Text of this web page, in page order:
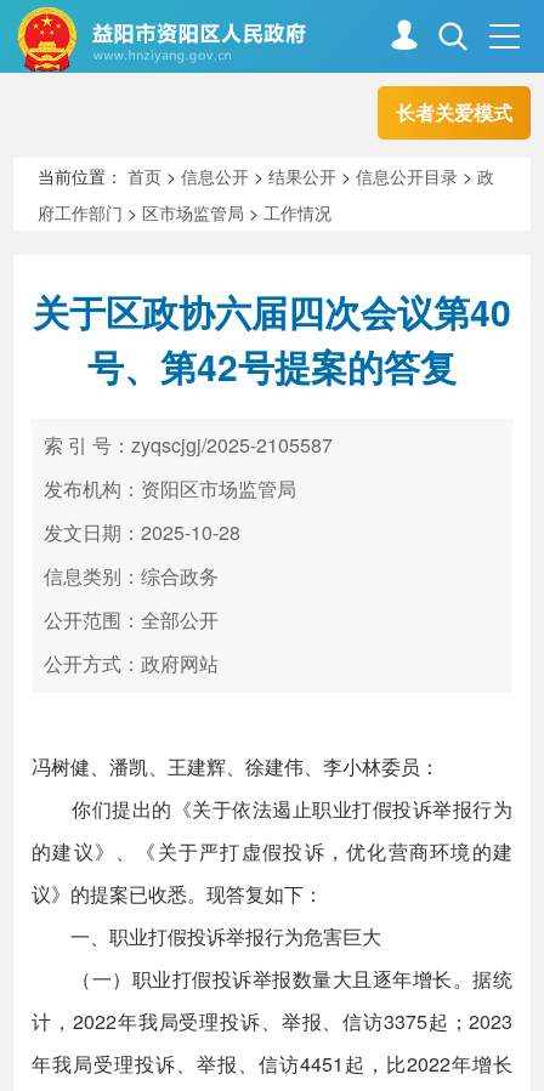
长者关爱模式
走进资阳
新闻中心 解读回应
政务服务
高效办成一件事
当前位置：首页 >信息公开 >结果公开 >信息公开目录 >政
府工作部门 > 区市场监管局 >工作情况
关于区政协六届四次会议第40
号、第42号提案的答复
索 引 号：zyqscjgj/2025-2105587
发布机构：资阳区市场监管局
发文日期：2025-10-28
信息类别：综合政务
公开范围：全部公开
公开方式：政府网站
冯树健、潘凯、王建辉、徐建伟、李小林委员：
你们提出的《关于依法遏止职业打假投诉举报行为
的建议》、《关于严打虚假投诉，优化营商环境的建
议》的提案已收悉。现答复如下：
一、职业打假投诉举报行为危害巨大
（一）职业打假投诉举报数量大且逐年增长。据统
计，2022年我局受理投诉、举报、信访3375起；2023
年我局受理投诉、举报、信访4451起，比2022年增长